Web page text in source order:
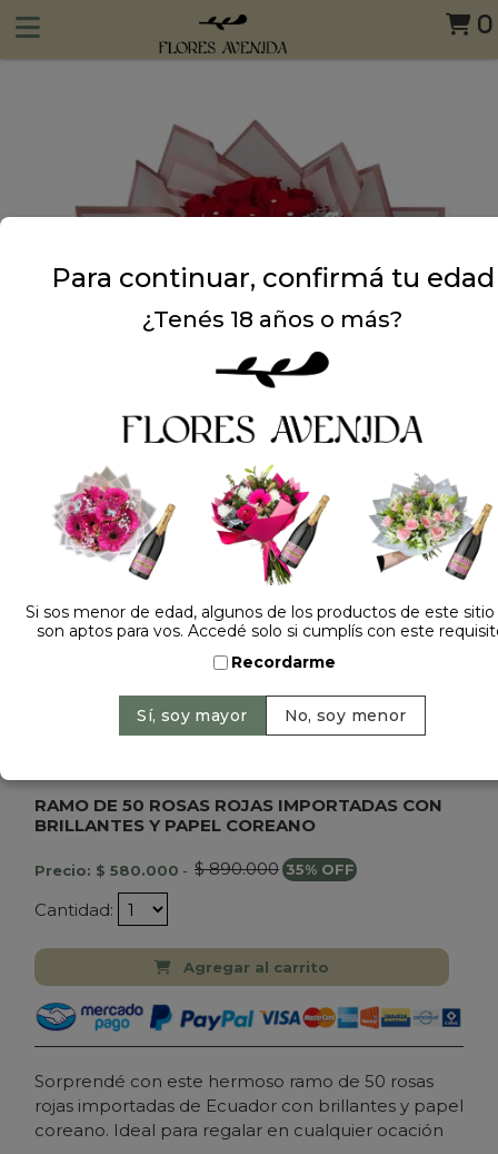
0
RAMO DE 50 ROSAS ROJAS IMPORTADAS CON
BRILLANTES Y PAPEL COREANO
Precio: $ 580.000 - $ 890.000 35% OFF
Cantidad:
Agregar al carrito
Sorprendé con este hermoso ramo de 50 rosas
rojas importadas de Ecuador con brillantes y papel
coreano. Ideal para regalar en cualquier ocación
Para continuar, confirmá tu edad
¿Tenés 18 años o más?
Si sos menor de edad, algunos de los productos de este
son aptos para vos. Accedé solo si cumplís con este
Recordarme